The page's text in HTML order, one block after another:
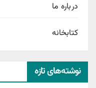
درباره ما
کتابخانه
نوشته‌های تازه